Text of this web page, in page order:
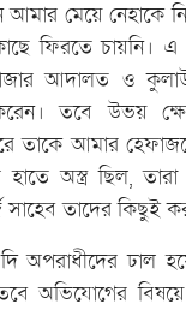
আমার মেয়ে নেহাকে
ফিরতে চায়নি। এ
আদালত ও
তবে উভয়
তাকে আমার
হাতে অস্ত্র ছিল,
তাদের কিছুই
অপরাধীদের ঢাল
অভিযোগের